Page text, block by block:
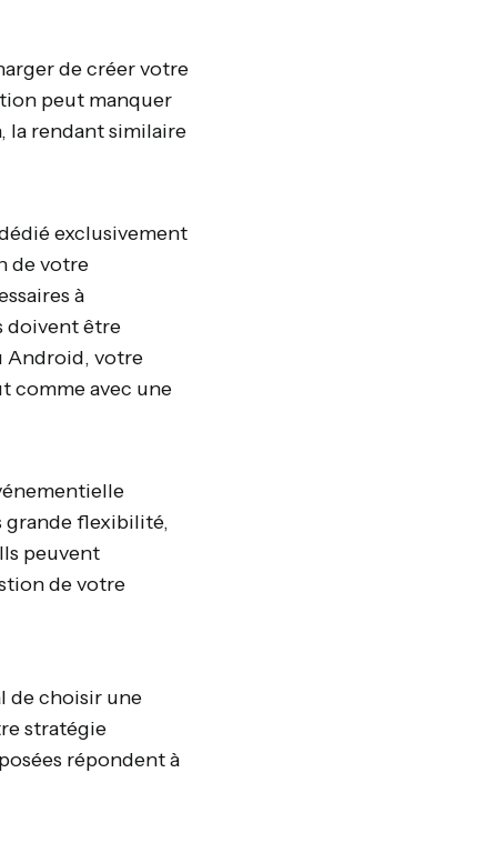
de créer votre
peut manquer
la rendant similaire
exclusivement
de votre
à
doivent être
Android, votre
comme avec une
grande flexibilité,
peuvent
de votre
de choisir une
stratégie
répondent à